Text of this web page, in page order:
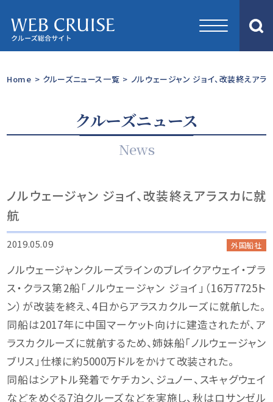
Home > クルーズニュース一覧 > ノルウェージャン ジョイ、改装終えアラ
クルーズニュース
News
ノルウェージャン ジョイ、改装終えアラスカに就
航
2019.05.09 外国船社
ノルウェージャンクルーズラインのブレイクアウェイ・プラ
ス・クラス第2船「ノルウェージャン ジョイ」（16万7725ト
ン）が改装を終え、4日からアラスカクルーズに就航した。
同船は2017年に中国マーケット向けに建造されたが、ア
ラスカクルーズに就航するため、姉妹船「ノルウェージャン
ブリス」仕様に約5000万ドルをかけて改装された。
同船はシアトル発着でケチカン、ジュノー、スキャグウェイ
などをめぐる7泊クルーズなどを実施し、秋はロサンゼル